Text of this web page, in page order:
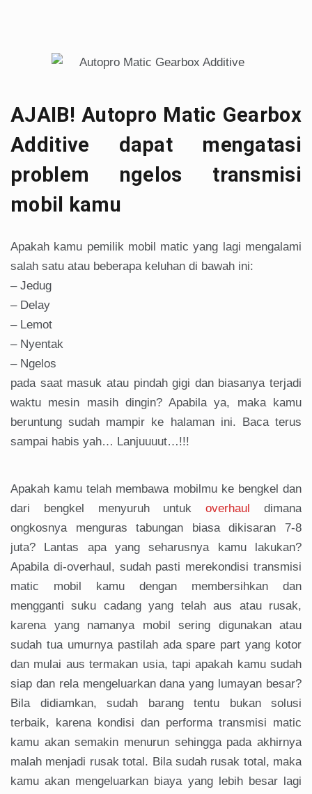
AJAIB! Autopro Matic Gearbox
Additive dapat mengatasi
problem ngelos transmisi
mobil kamu
Apakah kamu pemilik mobil matic yang lagi mengalami
salah satu atau beberapa keluhan di bawah ini:
– Jedug
– Delay
– Lemot
– Nyentak
– Ngelos
pada saat masuk atau pindah gigi dan biasanya terjadi
waktu mesin masih dingin? Apabila ya, maka kamu
beruntung sudah mampir ke halaman ini. Baca terus
sampai habis yah… Lanjuuuut…!!!
Apakah kamu telah membawa mobilmu ke bengkel dan
dari bengkel menyuruh untukoverhaul
dimana
ongkosnya menguras tabungan biasa dikisaran 7-8
juta? Lantas apa yang seharusnya kamu lakukan?
Apabila di-overhaul, sudah pasti merekondisi transmisi
matic mobil kamu dengan membersihkan dan
mengganti suku cadang yang telah aus atau rusak,
karena yang namanya mobil sering digunakan atau
sudah tua umurnya pastilah ada spare part yang kotor
dan mulai aus termakan usia, tapi apakah kamu sudah
siap dan rela mengeluarkan dana yang lumayan besar?
Bila didiamkan, sudah barang tentu bukan solusi
terbaik, karena kondisi dan performa transmisi matic
kamu akan semakin menurun sehingga pada akhirnya
malah menjadi rusak total. Bila sudah rusak total, maka
kamu akan mengeluarkan biaya yang lebih besar lagi